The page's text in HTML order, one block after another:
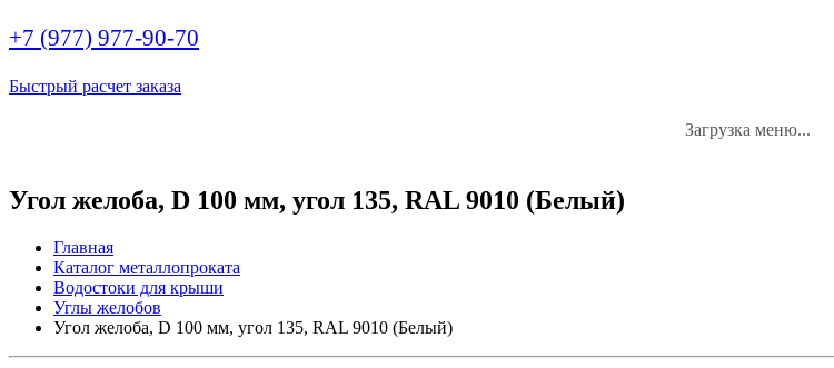
+7 (977) 977-90-70
Быстрый расчет заказа
Загрузка меню...
Угол желоба, D 100 мм, угол 135, RAL 9010 (Белый)
Главная
Каталог металлопроката
Водостоки для крыши
Углы желобов
Угол желоба, D 100 мм, угол 135, RAL 9010 (Белый)